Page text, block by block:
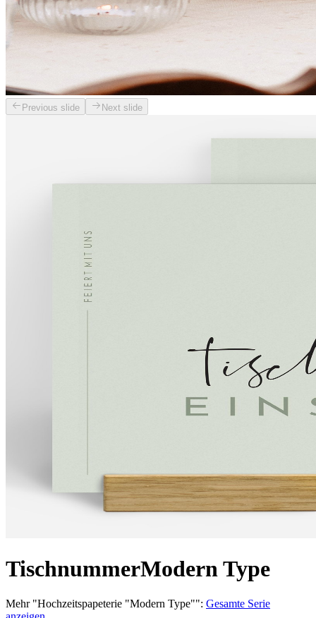
Previous slide Next slide
TischnummerModern Type
Mehr"Hochzeitspapeterie "Modern Type"": Gesamte Serie